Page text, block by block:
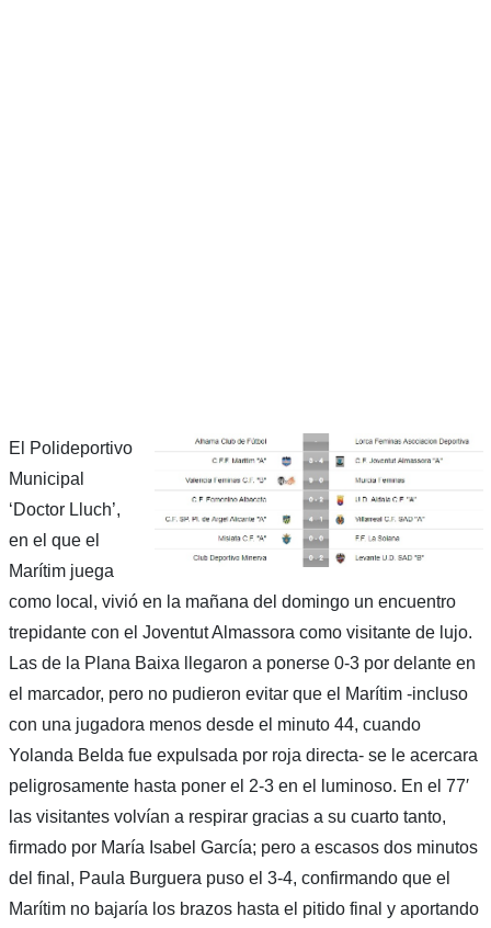
El Polideportivo
Municipal
‘Doctor Lluch’,
en el que el
Marítim juega
como local, vivió en la mañana del domingo un encuentro
trepidante con el Joventut Almassora como visitante de lujo.
Las de la Plana Baixa llegaron a ponerse 0-3 por delante en
el marcador, pero no pudieron evitar que el Marítim -incluso
con una jugadora menos desde el minuto 44, cuando
Yolanda Belda fue expulsada por roja directa- se le acercara
peligrosamente hasta poner el 2-3 en el luminoso. En el 77′
las visitantes volvían a respirar gracias a su cuarto tanto,
firmado por María Isabel García; pero a escasos dos minutos
del final, Paula Burguera puso el 3-4, confirmando que el
Marítim no bajaría los brazos hasta el pitido final y aportando